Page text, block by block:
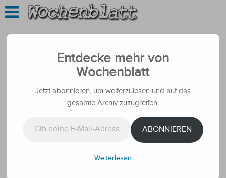
Entdecke mehr von
Wochenblatt
Jetzt abonnieren, um weiterzulesen und auf das
gesamte Archiv zuzugreifen.
ABONNIEREN
Weiterlesen